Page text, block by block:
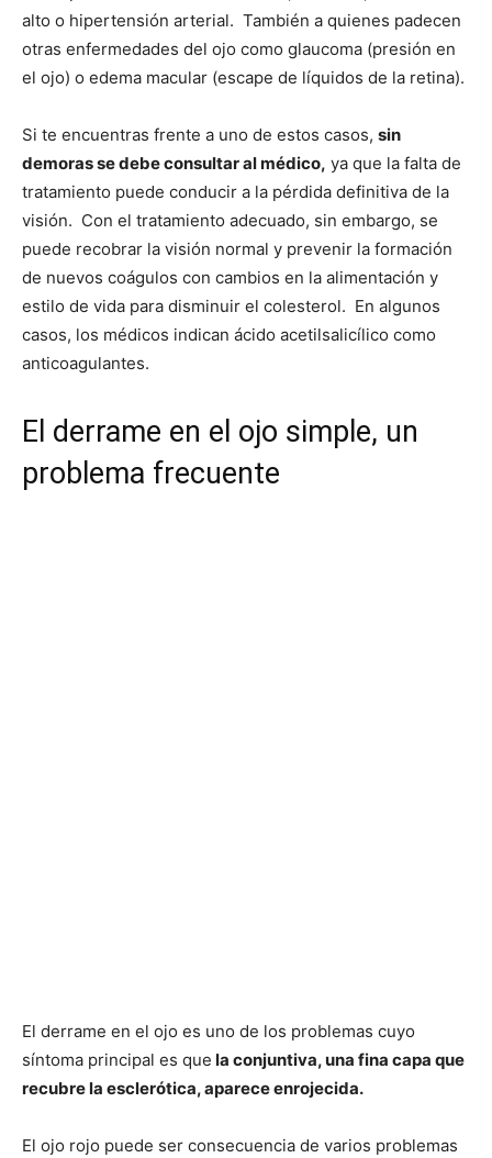
alto o hipertensión arterial. También a quienes padecen
otras enfermedades del ojo como glaucoma (presión en
el ojo) o edema macular (escape de líquidos de la retina).
Si te encuentras frente a uno de estos casos, sin
demoras se debe consultar al médico, ya que la falta de
tratamiento puede conducir a la pérdida definitiva de la
visión. Con el tratamiento adecuado, sin embargo, se
puede recobrar la visión normal y prevenir la formación
de nuevos coágulos con cambios en la alimentación y
estilo de vida para disminuir el colesterol. En algunos
casos, los médicos indican ácido acetilsalicílico como
anticoagulantes.
El derrame en el ojo simple, un
problema frecuente
El derrame en el ojo es uno de los problemas cuyo
síntoma principal es que la conjuntiva, una fina capa que
recubre la esclerótica, aparece enrojecida.
El ojo rojo puede ser consecuencia de varios problemas